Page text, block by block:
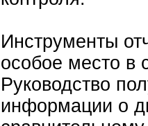
Инструменты
особое место в
Руководство
информации о